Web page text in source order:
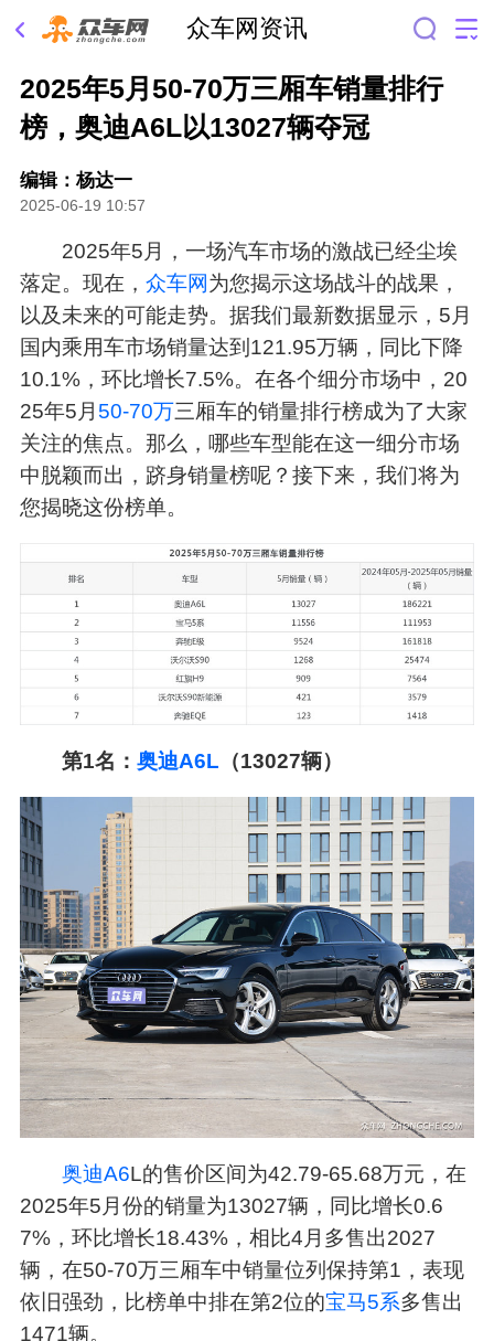
众车网资讯
2025年5月50-70万三厢车销量排行
榜，奥迪A6L以13027辆夺冠
编辑：杨达一
2025-06-19 10:57
2025年5月，一场汽车市场的激战已经尘埃
落定。现在， 众车网为您揭示这场战斗的战果，
以及未来的可能走势。据我们最新数据显示，5月
国内乘用车市场销量达到121.95万辆，同比下降
10.1%，环比增长7.5%。在各个细分市场中，20
25年5月 50-70万三厢车的销量排行榜成为了大家
关注的焦点。那么，哪些车型能在这一细分市场
中脱颖而出，跻身销量榜呢？接下来，我们将为
您揭晓这份榜单。
第1名：奥迪A6L （13027辆）
奥迪A6L的售价区间为42.79-65.68万元，在
2025年5月份的销量为13027辆，同比增长0.6
7%，环比增长18.43%，相比4月多售出2027
辆，在50-70万三厢车中销量位列保持第1，表现
依旧强劲，比榜单中排在第2位的宝马5系多售出
1471辆。